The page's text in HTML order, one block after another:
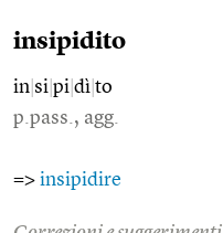
insipidito
in si pi dì to
p.pass., agg.
=> insipidire